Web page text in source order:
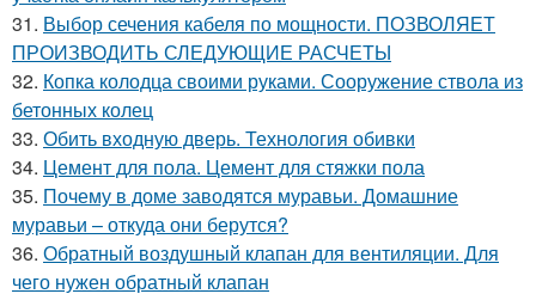
31. Выбор сечения кабеля по мощности. ПОЗВОЛЯЕТ
ПРОИЗВОДИТЬ СЛЕДУЮЩИЕ РАСЧЕТЫ
32. Копка колодца своими руками. Сооружение ствола из
бетонных колец
33. Обить входную дверь. Технология обивки
34. Цемент для пола. Цемент для стяжки пола
35. Почему в доме заводятся муравьи. Домашние
муравьи – откуда они берутся?
36. Обратный воздушный клапан для вентиляции. Для
чего нужен обратный клапан